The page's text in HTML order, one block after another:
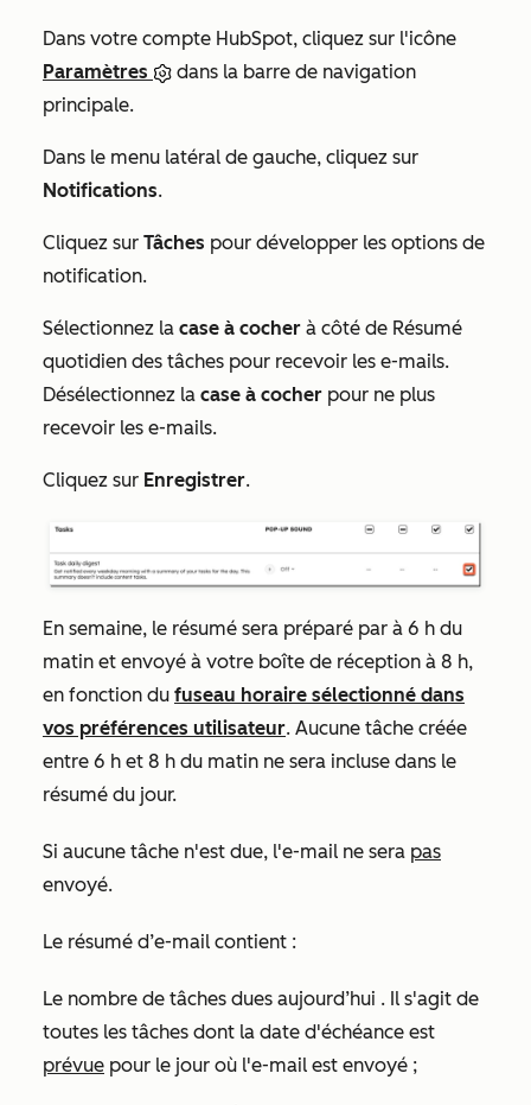
Dans votre compte HubSpot, cliquez sur l'icône
Paramètres
dans la barre de navigation
principale.
Dans le menu latéral de gauche, cliquez sur
Notifications.
Cliquez sur Tâches pour développer les options de
notification.
Sélectionnez la case à cocher à côté de Résumé
quotidien des tâches pour recevoir les e-mails.
Désélectionnez la case à cocher pour ne plus
recevoir les e-mails.
Cliquez sur Enregistrer.
En semaine, le résumé sera préparé par à 6 h du
matin et envoyé à votre boîte de réception à 8 h,
en fonction du fuseau horaire sélectionné dans
vos préférences utilisateur. Aucune tâche créée
entre 6 h et 8 h du matin ne sera incluse dans le
résumé du jour.
Si aucune tâche n'est due, l'e-mail ne sera pas
envoyé.
Le résumé d’e-mail contient :
Le nombre de tâches dues aujourd’hui . Il s'agit de
toutes les tâches dont la date d'échéance est
prévue pour le jour où l'e-mail est envoyé ;